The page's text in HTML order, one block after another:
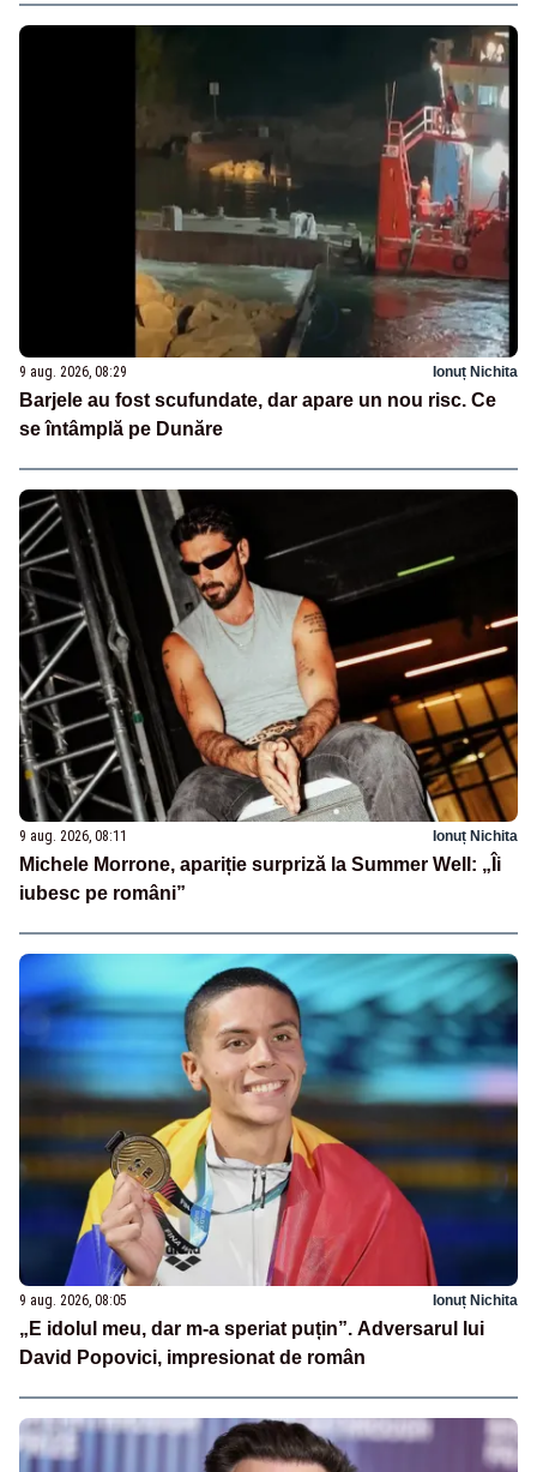
9 aug. 2026, 08:29 Ionuț Nichita
Barjele au fost scufundate, dar apare un nou risc. Ce
se întâmplă pe Dunăre
9 aug. 2026, 08:11 Ionuț Nichita
Michele Morrone, apariție surpriză la Summer Well: „Îi
iubesc pe români”
9 aug. 2026, 08:05 Ionuț Nichita
„E idolul meu, dar m-a speriat puțin”. Adversarul lui
David Popovici, impresionat de român